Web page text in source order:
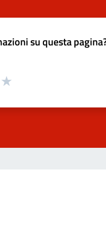
su questa